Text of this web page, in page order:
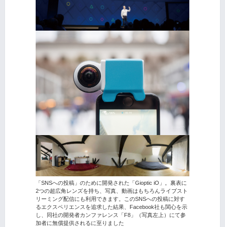
「SNSへの投稿」のために開発された「Gioptic iO」。裏表に
2つの超広角レンズを持ち、写真、動画はもちろんライブスト
リーミング配信にも利用できます。このSNSへの投稿に対す
るエクスペリエンスを追求した結果、Facebook社も関心を示
し、同社の開発者カンファレンス「F8」（写真左上）にて参
加者に無償提供されるに至りました